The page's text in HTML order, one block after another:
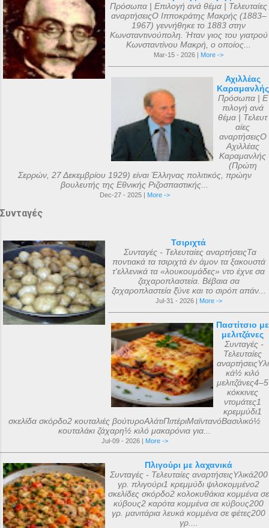
Πρόσωπα | Επιλογή ανά θέμα | Τελευταίες
αναρτήσειςΟ Ιπποκράτης Μακρής (1883–
1967) γεννήθηκε το 1883 στην
Κωνσταντινούπολη. Ήταν γιος του γιατρού
Κωνσταντίνου Μακρή, ο οποίος...
Mar-15 - 2026 | More ->
Αχιλλέας
Καραμανλής
Πρόσωπα | Ε
πιλογή ανά
θέμα | Τελευτ
αίες
αναρτήσειςΟ
Αχιλλέας
Καραμανλής
(Πρώτη
Σερρών, 27 Δεκεμβρίου 1929) είναι Έλληνας πολιτικός, πρώην
βουλευτής της Εθνικής Ριζοσπαστικής...
Dec-27 - 2025 | More ->
Συνταγές
Τσιριχτά
Συνταγές - Τελευταίες αναρτήσειςΤα
ποντιακά τα τσιριχτά έν άμον τα ξακουστά
τ'ελλενικά τα «λουκουμάδες» ντο έχνε σα
ζαχαροπλαστεία. Βέβαια σα
ζαχαροπλαστεία ξ̌ύνε και το σιρόπ απάν...
Jul-31 - 2026 | More ->
Παστίτσιο με
μελιτζάνες
Συνταγές -
Τελευταίες
αναρτήσειςΥλι
κά½ κιλό
μελιτζάνες4–5
κόκκινες
ντομάτες1
κρεμμύδι1
σκελίδα σκόρδο2 κουταλιές βούτυροΑλάτιΠιπέριΜαϊντανόΒασιλικό½
κουταλάκι ζάχαρη½ κιλό μακαρόνια για...
Jul-09 - 2026 | More ->
Πλιγούρι με λαχανικά
Συνταγές - Τελευταίες αναρτήσειςΥλικά200
γρ. πλιγούρι1 κρεμμύδι ψιλοκομμένο2
σκελίδες σκόρδο2 κολοκυθάκια κομμένα σε
κύβους2 καρότα κομμένα σε κύβους200
γρ. μανιτάρια λευκά κομμένα σε φέτες200
γρ....